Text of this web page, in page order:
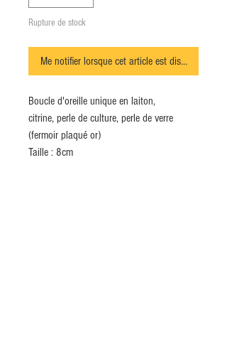
Rupture de stock
Me notifier lorsque cet article est disponible
Boucle d'oreille unique en laiton,
citrine, perle de culture, perle de verre
(fermoir plaqué or)
Taille : 8cm